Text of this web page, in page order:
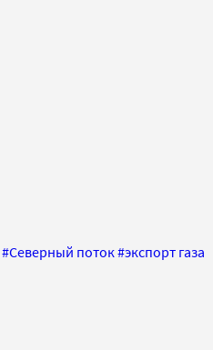
#Северный поток#экспорт газа